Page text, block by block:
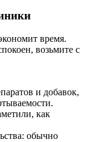
время.
возьмите с
и добавок,
как
обычно